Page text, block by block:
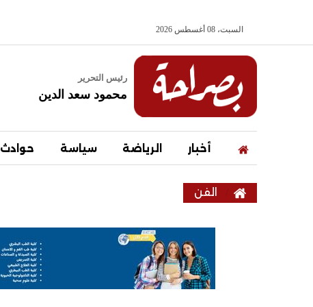
السبت، 08 أغسطس 2026
رئيس التحرير
محمود سعد الدين
أخبار الرياضة سياسة حوادث
الفن